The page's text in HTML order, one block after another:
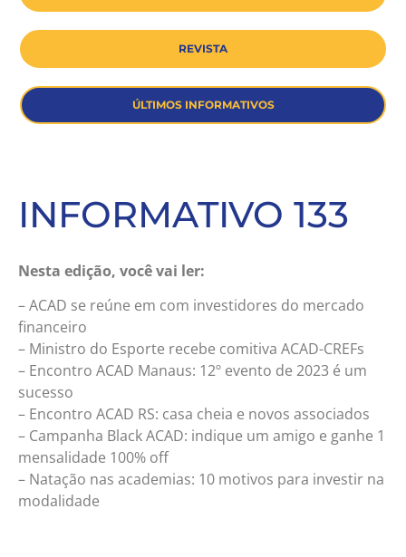
REVISTA
ÚLTIMOS INFORMATIVOS
INFORMATIVO 133
Nesta edição, você vai ler:
– ACAD se reúne em com investidores do mercado
financeiro
– Ministro do Esporte recebe comitiva ACAD-CREFs
– Encontro ACAD Manaus: 12º evento de 2023 é um
sucesso
– Encontro ACAD RS: casa cheia e novos associados
– Campanha Black ACAD: indique um amigo e ganhe 1
mensalidade 100% off
– Natação nas academias: 10 motivos para investir na
modalidade